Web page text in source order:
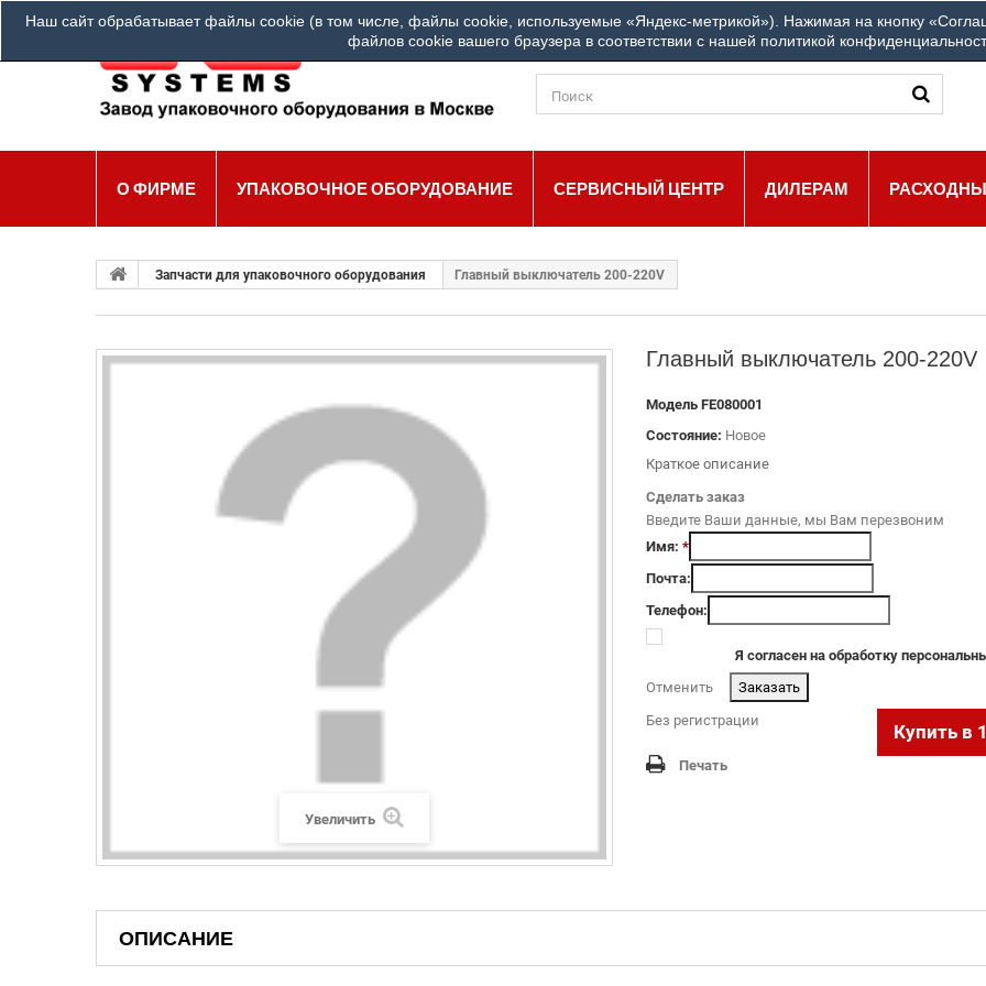
Наш сайт обрабатывает файлы cookie (в том числе, файлы cookie, используемые «Яндекс-метрикой»). Нажимая на кнопку
файлов cookie вашего браузера в соответствии с нашей политикойЗВОНИТЕ НАМ:
Ваш город: Другой город
О ФИРМЕ УПАКОВОЧНОЕ ОБОРУДОВАНИЕ СЕРВИСНЫЙ ЦЕНТР ДИЛЕРАМ
Запчасти для упаковочного оборудования Главный выключатель 200-220V
Увеличить
Главный выключатель 200-220V
Модель FE080001
Состояние: Новое
Краткое описание
Сделать заказ
Введите Ваши данные, мы Вам перезвоним
Имя: *
Почта:
Телефон:
Я согласен на обработку
Отменить
.
Купить в
Без регистрации
Печать
ОПИСАНИЕ